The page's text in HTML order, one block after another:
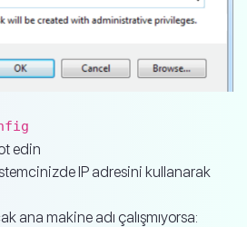
edin
IP adresini kullanarak
ana makine adı çalışmıyorsa: